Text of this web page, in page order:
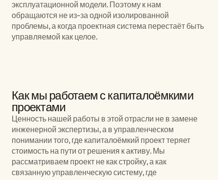
эксплуатационной модели. Поэтому к нам
обращаются не из-за одной изолированной
проблемы, а когда проектная система перестаёт быть
управляемой как целое.
Как мы работаем с капиталоёмкими
проектами
Ценность нашей работы в этой отрасли не в замене
инженерной экспертизы, а в управленческом
понимании того, где капиталоёмкий проект теряет
стоимость на пути от решения к активу. Мы
рассматриваем проект не как стройку, а как
связанную управленческую систему, где